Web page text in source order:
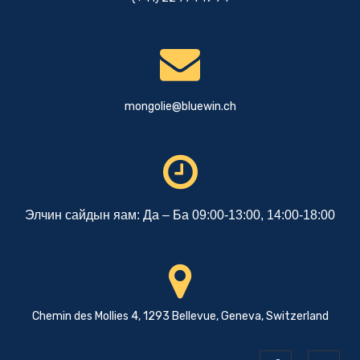
mongolie@bluewin.ch
Элчин сайдын яам: Да – Ба 09:00-13:00, 14:00-18:00
Chemin des Mollies 4, 1293 Bellevue, Geneva, Switzerland